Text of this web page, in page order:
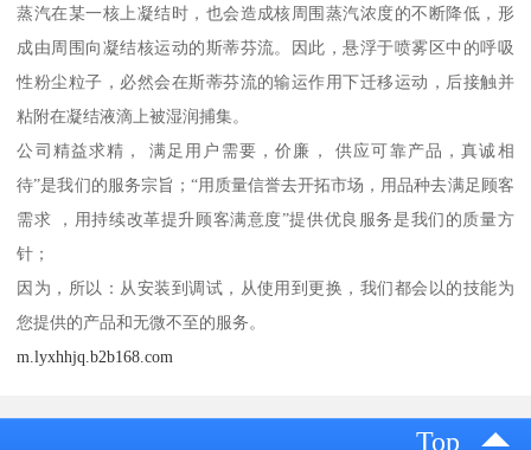
蒸汽在某一核上凝结时，也会造成核周围蒸汽浓度的不断降低，形
成由周围向凝结核运动的斯蒂芬流。因此，悬浮于喷雾区中的呼吸
性粉尘粒子，必然会在斯蒂芬流的输运作用下迁移运动，后接触并
粘附在凝结液滴上被湿润捕集。
公司精益求精， 满足用户需要，价廉， 供应可靠产品，真诚相
待”是我们的服务宗旨；“用质量信誉去开拓市场，用品种去满足顾客
需求 ，用持续改革提升顾客满意度”提供优良服务是我们的质量方
针；
因为，所以：从安装到调试，从使用到更换，我们都会以的技能为
您提供的产品和无微不至的服务。
m.lyxhhjq.b2b168.com
Top